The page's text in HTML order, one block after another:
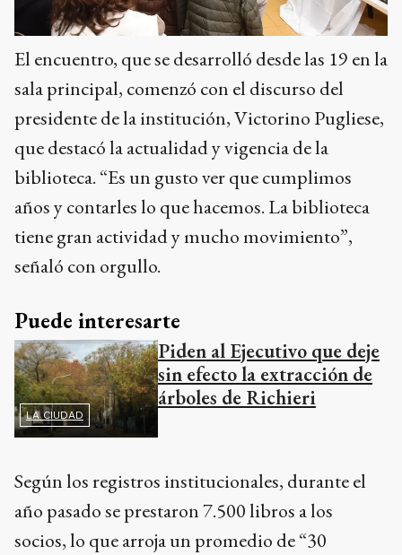
El encuentro, que se desarrolló desde las 19 en la
sala principal, comenzó con el discurso del
presidente de la institución, Victorino Pugliese,
que destacó la actualidad y vigencia de la
biblioteca. “Es un gusto ver que cumplimos
años y contarles lo que hacemos. La biblioteca
tiene gran actividad y mucho movimiento”,
señaló con orgullo.
Puede interesarte
LA CIUDAD
Piden al Ejecutivo que deje
sin efecto la extracción de
árboles de Richieri
Según los registros institucionales, durante el
año pasado se prestaron 7.500 libros a los
socios, lo que arroja un promedio de “30